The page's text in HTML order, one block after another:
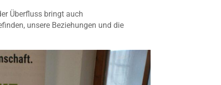
Überfluss bringt auch
unsere Beziehungen und die